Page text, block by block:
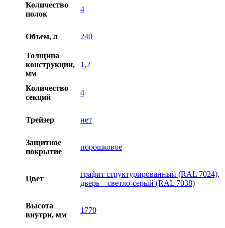
Количество
полок
4
Объем, л 240
Толщина
конструкции,
мм
1,2
Количество
секций
4
Трейзер нет
Защитное
покрытие
порошковое
Цвет
графит структурированный (RAL 7024),
дверь – светло-серый (RAL 7038)
Высота
внутри, мм
1770